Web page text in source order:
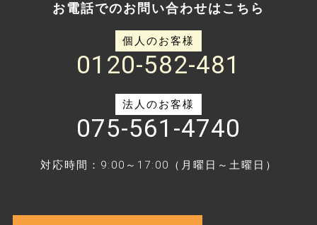
お電話でのお問い合わせはこちら
個人のお客様
0120-582-481
法人のお客様
075-561-4740
対応時間：9:00～17:00（月曜日～土曜日）